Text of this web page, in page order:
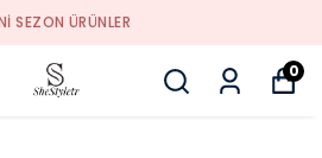
SEZON ÜRÜNLER
0